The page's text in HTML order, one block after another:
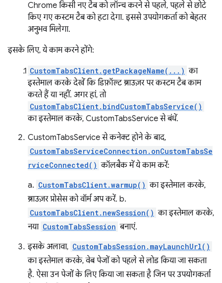
Chrome किसी नए टैब को लॉन्च करने से पहले, पहले से छोटे
किए गए कस्टम टैब को हटा देगा. इससे उपयोगकर्ता को बेहतर
अनुभव मिलेगा.
इसके लिए, ये काम करने होंगे:
CustomTabsClient.getPackageName(...) का
इस्तेमाल करके देखें कि डिफ़ॉल्ट ब्राउज़र पर कस्टम टैब काम
करते हैं या नहीं. अगर हां, तो
CustomTabsClient.bindCustomTabsService()
का इस्तेमाल करके, CustomTabsService से बंधें.
CustomTabsService से कनेक्ट होने के बाद,
CustomTabsServiceConnection.onCustomTabsSe
rviceConnected() कॉलबैक में ये काम करें:
a. CustomTabsClient.warmup() का इस्तेमाल करके,
ब्राउज़र प्रोसेस को वॉर्म अप करें. b.
CustomTabsClient.newSession() का इस्तेमाल करके,
नया CustomTabsSession बनाएं.
इसके अलावा, CustomTabsSession.mayLaunchUrl()
का इस्तेमाल करके, वेब पेजों को पहले से लोड किया जा सकता
है. ऐसा उन पेजों के लिए किया जा सकता है जिन पर उपयोगकर्ता